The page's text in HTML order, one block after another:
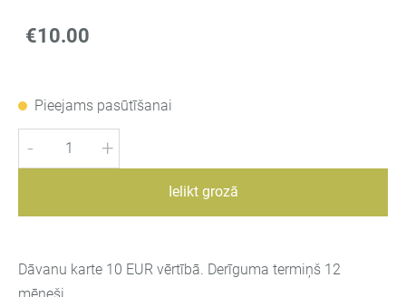
€10.00
Pieejams pasūtīšanai
- +
Ielikt grozā
Dāvanu karte 10 EUR vērtībā. Derīguma termiņš 12
mēneši.